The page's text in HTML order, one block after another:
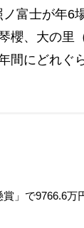
富士が年6
櫻、大の里
間にどれぐ
」で9766.6万